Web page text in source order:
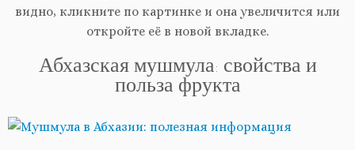
видно, кликните по картинке и она увеличится или
откройте её в новой вкладке.
Абхазская мушмула: свойства и
польза фрукта